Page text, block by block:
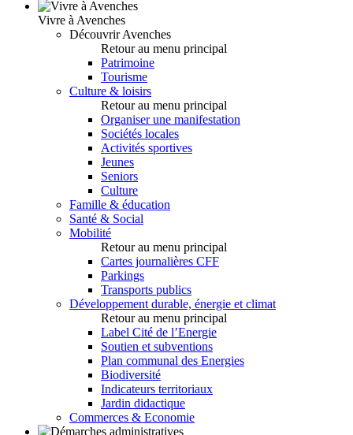
Vivre à Avenches
Découvrir Avenches
Retour au menu principal
Patrimoine
Tourisme
Culture & loisirs
Retour au menu principal
Organiser une manifestation
Sociétés locales
Activités sportives
Jeunes
Seniors
Culture
Famille & éducation
Santé & Social
Mobilité
Retour au menu principal
Cartes journalières CFF
Parkings
Transports publics
Développement durable, énergie et climat
Retour au menu principal
Label Cité de l’Energie
Soutien et subventions
Plan communal des Energies
Biodiversité
Indicateurs territoriaux
Jardin didactique
Commerces & Economie